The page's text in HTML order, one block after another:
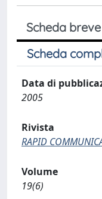
Scheda breve
Scheda
Data di
2005
Rivista
RAPID
Volume
19(6)